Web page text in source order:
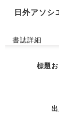
日外アソ
書誌詳細
標題